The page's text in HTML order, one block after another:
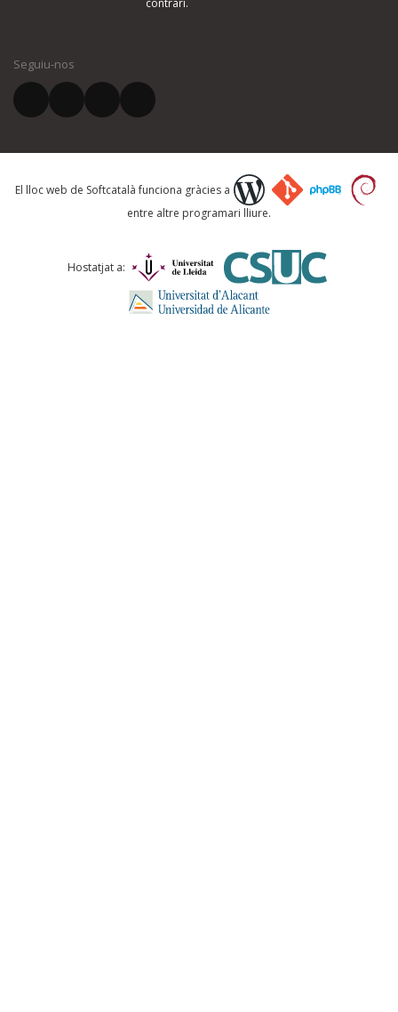
El vostre correu electrònic *
Què proposeu?
Comentari *
contrari.
Seguiu-nos
El lloc web de Softcatalà funciona gràcies a
entre altre programari lliure.
Hostatjat a: